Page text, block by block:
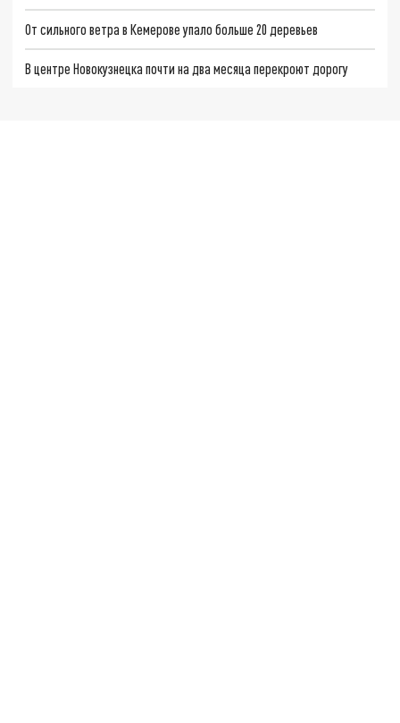
От сильного ветра в Кемерове упало больше 20 деревьев
В центре Новокузнецка почти на два месяца перекроют дорогу